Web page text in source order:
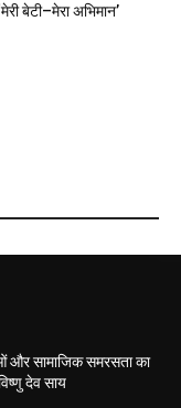
बेटी–मेरा अभिमान’
और सामाजिक समरसता का
देव साय